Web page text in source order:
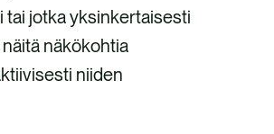
tai jotka yksinkertaisesti
näkökohtia
niiden